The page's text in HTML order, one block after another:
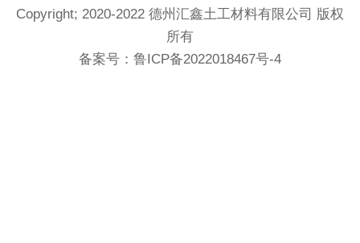
Copyright; 2020-2022 德州汇鑫土工材料有限公司 版权
所有
备案号： 鲁ICP备2022018467号-4